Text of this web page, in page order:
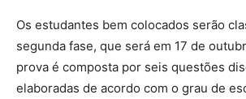
Os estudantes bem colocados serão
segunda fase, que será em 17 de
prova é composta por seis questões
elaboradas de acordo com o grau de